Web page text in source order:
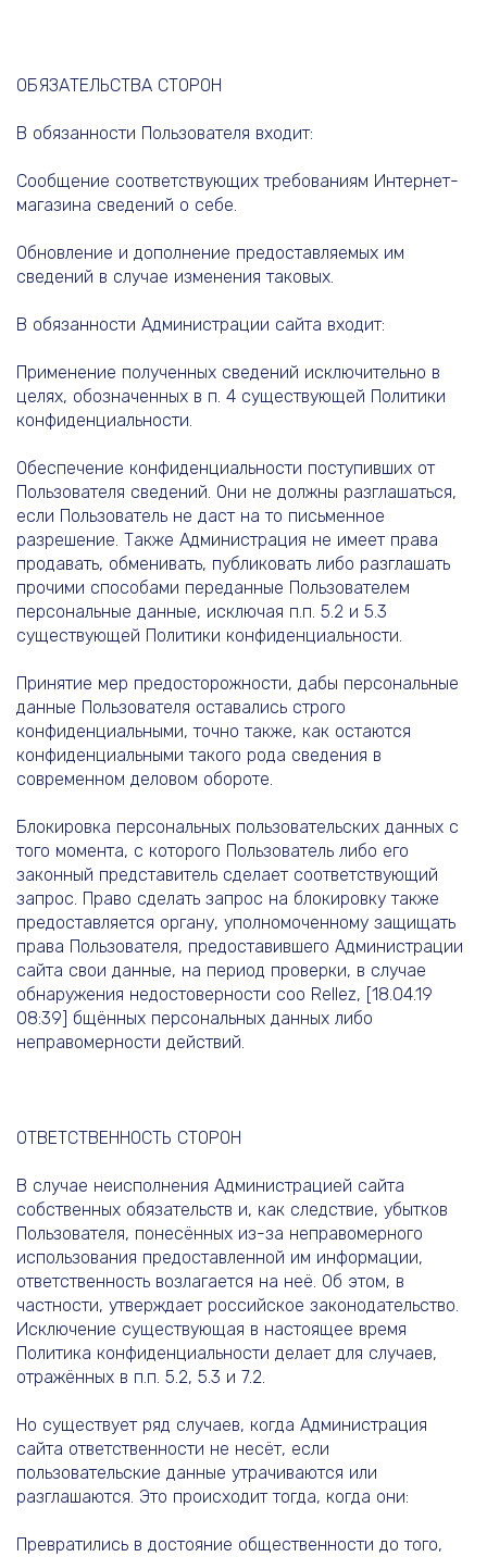
ОБЯЗАТЕЛЬСТВА СТОРОН
В обязанности Пользователя входит:
Сообщение соответствующих требованиям Интернет-
магазина сведений о себе.
Обновление и дополнение предоставляемых им
сведений в случае изменения таковых.
В обязанности Администрации сайта входит:
Применение полученных сведений исключительно в
целях, обозначенных в п. 4 существующей Политики
конфиденциальности.
Обеспечение конфиденциальности поступивших от
Пользователя сведений. Они не должны разглашаться,
если Пользователь не даст на то письменное
разрешение. Также Администрация не имеет права
продавать, обменивать, публиковать либо разглашать
прочими способами переданные Пользователем
персональные данные, исключая п.п. 5.2 и 5.3
существующей Политики конфиденциальности.
Принятие мер предосторожности, дабы персональные
данные Пользователя оставались строго
конфиденциальными, точно также, как остаются
конфиденциальными такого рода сведения в
современном деловом обороте.
Блокировка персональных пользовательских данных с
того момента, с которого Пользователь либо его
законный представитель сделает соответствующий
запрос. Право сделать запрос на блокировку также
предоставляется органу, уполномоченному защищать
права Пользователя, предоставившего Администрации
сайта свои данные, на период проверки, в случае
обнаружения недостоверности соо Rellez, [18.04.19
08:39] бщённых персональных данных либо
неправомерности действий.
ОТВЕТСТВЕННОСТЬ СТОРОН
В случае неисполнения Администрацией сайта
собственных обязательств и, как следствие, убытков
Пользователя, понесённых из-за неправомерного
использования предоставленной им информации,
ответственность возлагается на неё. Об этом, в
частности, утверждает российское законодательство.
Исключение существующая в настоящее время
Политика конфиденциальности делает для случаев,
отражённых в п.п. 5.2, 5.3 и 7.2.
Но существует ряд случаев, когда Администрация
сайта ответственности не несёт, если
пользовательские данные утрачиваются или
разглашаются. Это происходит тогда, когда они:
Превратились в достояние общественности до того,